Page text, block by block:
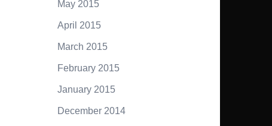
May 2015
April 2015
March 2015
February 2015
January 2015
December 2014